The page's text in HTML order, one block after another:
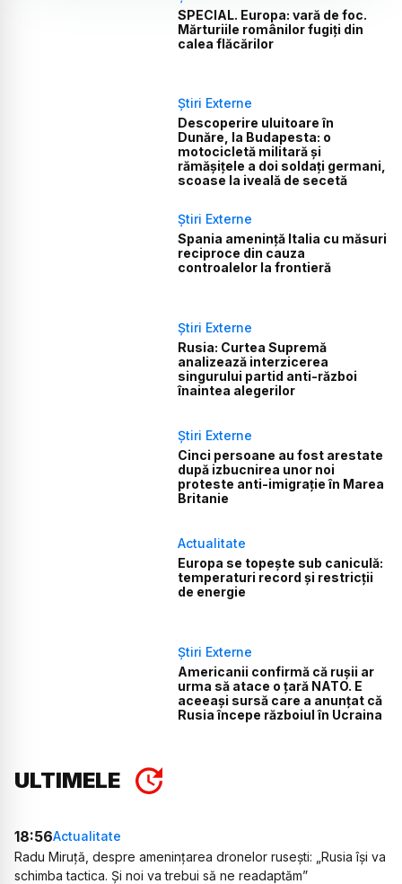
SPECIAL. Europa: vară de foc.
Mărturiile românilor fugiți din
calea flăcărilor
Știri Externe
Descoperire uluitoare în
Dunăre, la Budapesta: o
motocicletă militară și
rămășițele a doi soldați germani,
scoase la iveală de secetă
Știri Externe
Spania amenință Italia cu măsuri
reciproce din cauza
controalelor la frontieră
Știri Externe
Rusia: Curtea Supremă
analizează interzicerea
singurului partid anti-război
înaintea alegerilor
Știri Externe
Cinci persoane au fost arestate
după izbucnirea unor noi
proteste anti-imigrație în Marea
Britanie
Actualitate
Europa se topește sub caniculă:
temperaturi record și restricții
de energie
Știri Externe
Americanii confirmă că rușii ar
urma să atace o țară NATO. E
aceeași sursă care a anunțat că
Rusia începe războiul în Ucraina
ULTIMELE
18:56Actualitate
Radu Miruță, despre amenințarea dronelor rusești: „Rusia își va
schimba tactica. Și noi va trebui să ne readaptăm”